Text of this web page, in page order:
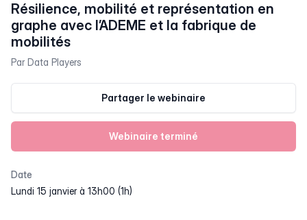
Résilience, mobilité et représentation en
graphe avec l’ADEME et la fabrique de
mobilités
ParData Players
Partager le webinaire
Webinaire terminé
Date
lundi 15 janvier à 13h00 (1h)